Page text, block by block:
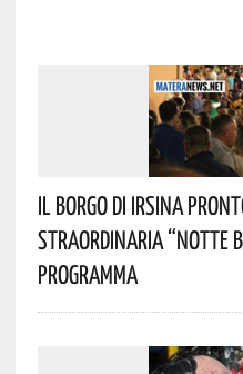
Il Borgo Di Irsina
Straordinaria “Notte
Programma